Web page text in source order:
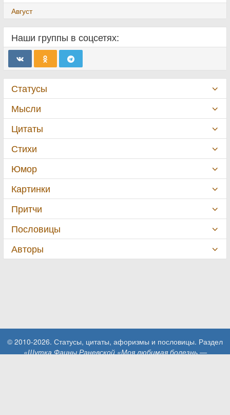
Август
Наши группы в соцсетях:
Статусы
Мысли
Цитаты
Стихи
Юмор
Картинки
Притчи
Пословицы
Авторы
© 2010-2026. Статусы, цитаты, афоризмы и пословицы. Раздел
«Шутка Фаины Раневской «Моя любимая болезнь —